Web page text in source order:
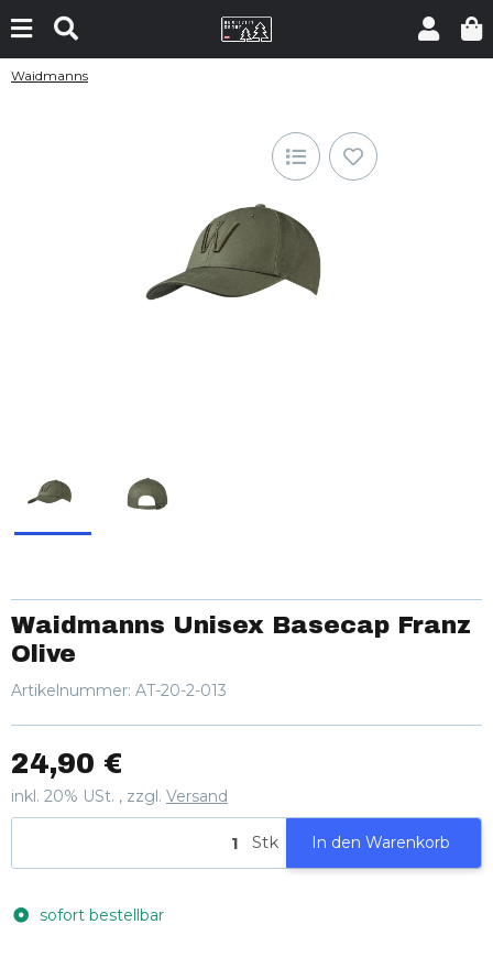
Waidmanns
Waidmanns Unisex Basecap Franz
Olive
Artikelnummer: AT-20-2-013
24,90 €
inkl. 20% USt. , zzgl. Versand
Stk In den Warenkorb
sofort bestellbar